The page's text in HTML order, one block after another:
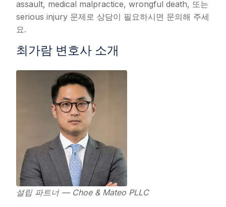
assault, medical malpractice, wrongful death, 또는
serious injury 문제로 상담이 필요하시면 문의해 주세
요.
최가람 변호사 소개
설립 파트너 — Choe & Mateo PLLC